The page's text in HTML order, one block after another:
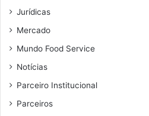
Jurídicas
Mercado
Mundo Food Service
Notícias
Parceiro Institucional
Parceiros